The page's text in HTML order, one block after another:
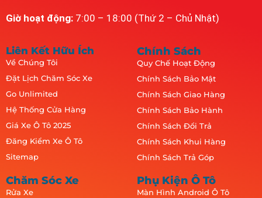
Giờ hoạt động: 7:00 – 18:00 (Thứ 2 – Chủ Nhật)
Liên Kết Hữu Ích
Về Chúng Tôi
Đặt Lịch Chăm Sóc Xe
Go Unlimited
Hệ Thống Cửa Hàng
Giá Xe Ô Tô 2025
Đăng Kiểm Xe Ô Tô
Sitemap
Chính Sách
Quy Chế Hoạt Động
Chính Sách Bảo Mật
Chính Sách Giao Hàng
Chính Sách Bảo Hành
Chính Sách Đổi Trả
Chính Sách Khui Hàng
Chính Sách Trả Góp
Chăm Sóc Xe
Rửa Xe
Phụ Kiện Ô Tô
Màn Hình Android Ô Tô